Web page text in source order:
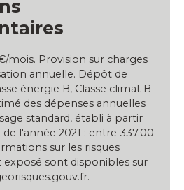
mois. Provision sur charges
annuelle. Dépôt de
énergie B, Classe climat B
des dépenses annuelles
standard, établi à partir
l'année 2021 : entre 337.00
sur les risques
exposé sont disponibles sur